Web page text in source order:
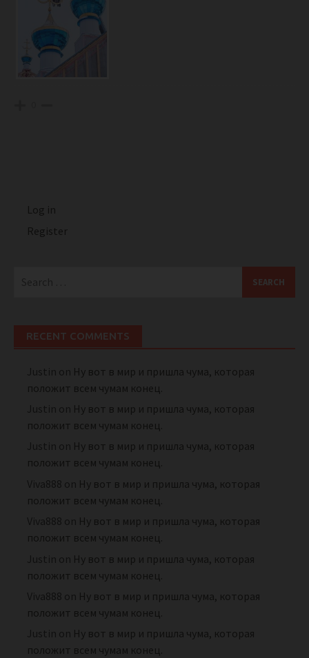
Log in
Register
RECENT COMMENTS
Justin on Ну вот в мир и пришла чума, которая
положит всем чумам конец.
Justin on Ну вот в мир и пришла чума, которая
положит всем чумам конец.
Justin on Ну вот в мир и пришла чума, которая
положит всем чумам конец.
Viva888 on Ну вот в мир и пришла чума, которая
положит всем чумам конец.
Viva888 on Ну вот в мир и пришла чума, которая
положит всем чумам конец.
Justin on Ну вот в мир и пришла чума, которая
положит всем чумам конец.
Viva888 on Ну вот в мир и пришла чума, которая
положит всем чумам конец.
Justin on Ну вот в мир и пришла чума, которая
положит всем чумам конец.